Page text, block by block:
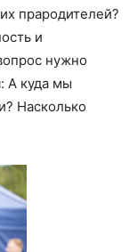
прародителей?
и
нужно
А куда мы
Насколько